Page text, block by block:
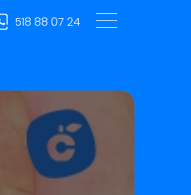
518 88 07 24